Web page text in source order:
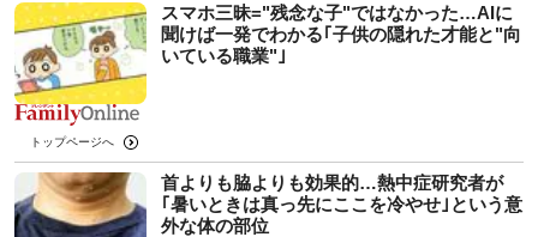
スマホ三昧="残念な子"ではなかった…AIに
聞けば一発でわかる｢子供の隠れた才能と"向
いている職業"｣
トップページへ
首よりも脇よりも効果的…熱中症研究者が
｢暑いときは真っ先にここを冷やせ｣という意
外な体の部位